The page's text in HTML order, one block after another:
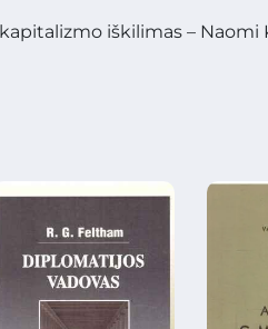
iškilimas – Naomi